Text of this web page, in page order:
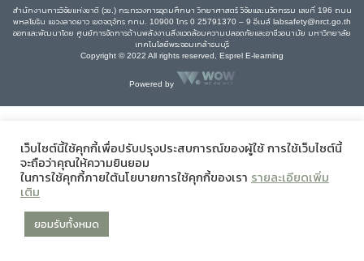
สำนักงานการวิจัยแห่งชาติ (วช.) กระทรวงการอุดมศึกษา วิทยาศาสตร์ วิจัยและนวัตกรรม เลขที่ 196 ถนน
พหลโยธิน แขวงลาดยาว เขตจตุจักร กทม. 10900 โทร 0 25791370 – 9 อีเมล์ labsafety@nrct.go.th
ออกและพัฒนาโดย ศูนย์การจัดการด้านพลังงานสิ่งแวดล้อมความปลอดภัยและอาชีวอนามัย มหาวิทยาลัย
เทคโนโลยีพระจอมเกล้าธนบุรี
Copyright © 2022 All rights reserved, Esprel E-learning
Powered by
เว็บไซต์นี้ใช้คุกกี้เพื่อปรับปรุงประสบการณ์ของผู้ใช้ การใช้เว็บไซต์นี้
จะถือว่าคุณให้ความยินยอม
ในการใช้คุกกี้ภายใต้นโยบายการใช้คุกกี้ของเรา รายละเอียดเพิ่ม
เติม
ยอมรับทั้งหมด